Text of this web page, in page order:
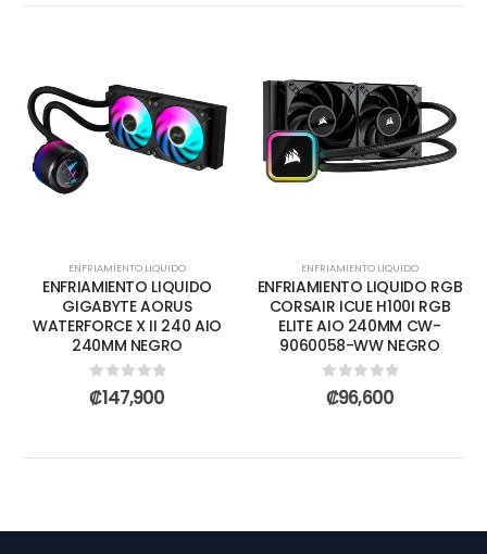
ENFRIAMIENTO LIQUIDO
ENFRIAMIENTO LIQUIDO
GIGABYTE AORUS
WATERFORCE X II 240 AIO
240MM NEGRO
0out of 5
₡147,900
ENFRIAMIENTO LIQUIDO
ENFRIAMIENTO LIQUIDO RGB
CORSAIR ICUE H100I RGB
ELITE AIO 240MM CW-
9060058-WW NEGRO
0out of 5
₡96,600